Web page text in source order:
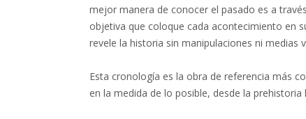
mejor manera de conocer el pasado es a
objetiva que coloque cada acontecimiento en
revele la historia sin manipulaciones ni medias
Esta cronología es la obra de referencia más
en la medida de lo posible, desde la prehistoria